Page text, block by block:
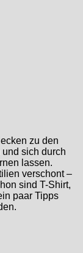
zu den
sich durch
lassen.
verschont –
sind T-Shirt,
paar Tipps